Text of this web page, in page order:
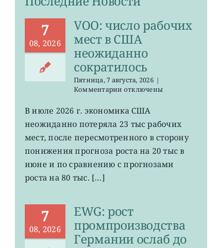
7
08, 2026
VOO: число рабочих
мест в США
неожиданно
сократилось
Пятница, 7 августа, 2026 |
Комментариик
VOO:
рабочих
мест
США
неожиданно
отключены
В июле 2026 г. экономика США
неожиданно потеряла 23 тыс рабочих
мест, после пересмотренного в сторону
понижения прогноза роста на 20 тыс в
июне и по сравнению с прогнозами
роста на 80 тыс. […]
7
08, 2026
EWG: рост
промпроизводства
Германии ослаб до